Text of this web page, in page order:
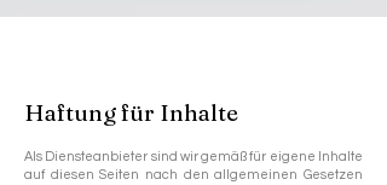
Haftung für Inhalte
Als Diensteanbieter sind wir gemäß für eigene Inhalte
auf diesen Seiten nach den allgemeinen Gesetzen